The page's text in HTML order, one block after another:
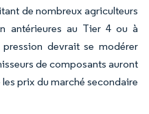
de nombreux agriculteurs
antérieures au Tier 4 ou à
devrait se modérer
de composants auront
prix du marché secondaire